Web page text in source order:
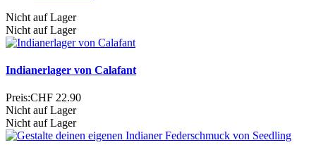
Nicht auf Lager
Nicht auf Lager
Indianerlager von Calafant
Preis:CHF 22.90
Nicht auf Lager
Nicht auf Lager